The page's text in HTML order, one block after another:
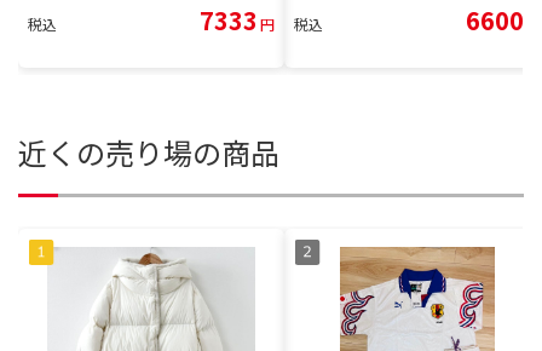
税込 7333 円 税込 6600
近くの売り場の商品